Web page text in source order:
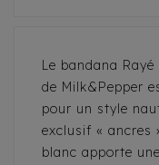
Le bandana
de Milk&Pepper
pour un style
exclusif « ancres
blanc apporte